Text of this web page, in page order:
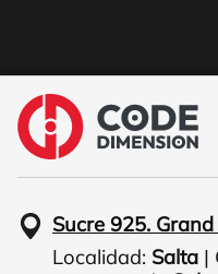
Sucre 925.
Localidad: Salta |